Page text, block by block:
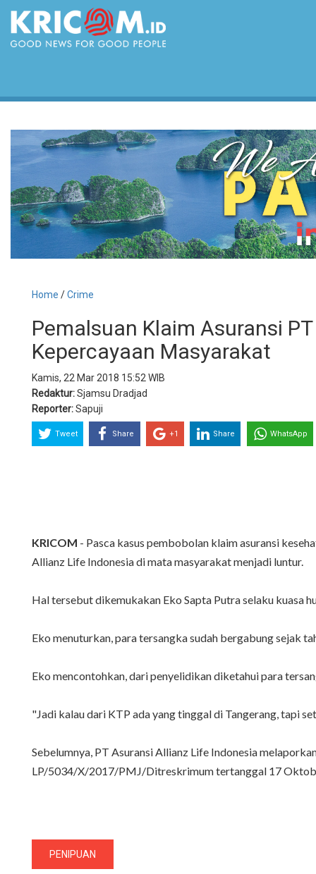
Home /Crime
Pemalsuan Klaim Asuransi
Kepercayaan Masyarakat
Kamis, 22 Mar 2018 15:52 WIB
Redaktur:Sjamsu Dradjad
Reporter:Sapuji
Tweet Share +1 Share WhatsApp
KRICOM - Pasca kasus pembobolan klaim asuransi
Allianz Life Indonesia di mata masyarakat menjadi luntur.
Hal tersebut dikemukakan Eko Sapta Putra selaku kuasa
Eko menuturkan, para tersangka sudah bergabung sejak
Eko mencontohkan, dari penyelidikan diketahui para
"Jadi kalau dari KTP ada yang tinggal di Tangerang, tapi
Sebelumnya, PT Asuransi Allianz Life Indonesia
LP/5034/X/2017/PMJ/Ditreskrimum tertanggal 17
PENIPUAN